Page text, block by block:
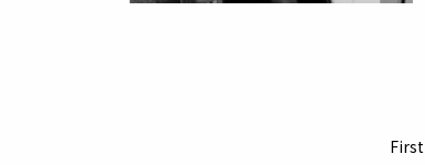
First